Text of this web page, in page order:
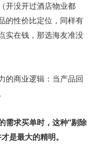
开没开过酒店物业都
的性价比定位，同样有
实在钱，那选海友准没
的商业逻辑：当产品回
需求买单时，这种“剔除
是最大的精明。